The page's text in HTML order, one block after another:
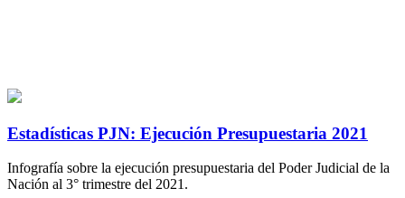
Estadísticas PJN: Ejecución Presupuestaria 2021
Infografía sobre la ejecución presupuestaria del Poder Judicial de la
Nación al 3° trimestre del 2021.